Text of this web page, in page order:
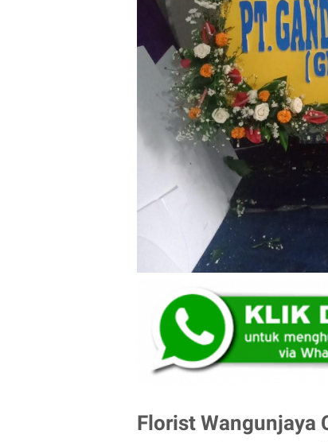
Florist Wangunjaya